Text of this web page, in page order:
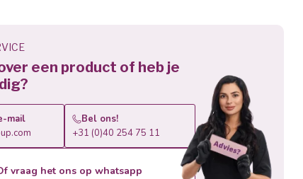
een product of heb je
mail
Bel ons!
+31 (0)40 254 75 11
vraag het ons op whatsapp